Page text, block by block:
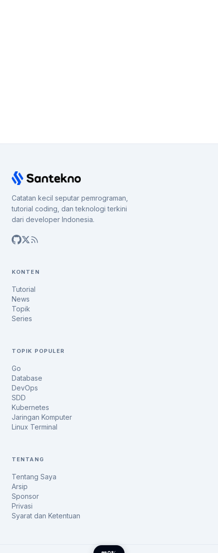
Catatan kecil seputar pemrograman,
tutorial coding, dan teknologi terkini
dari developer Indonesia.
KONTEN
Tutorial
News
Topik
Series
TOPIK POPULER
Go
Database
DevOps
SDD
Kubernetes
Jaringan Komputer
Linux Terminal
TENTANG
Tentang Saya
Arsip
Sponsor
Privasi
Syarat dan Ketentuan